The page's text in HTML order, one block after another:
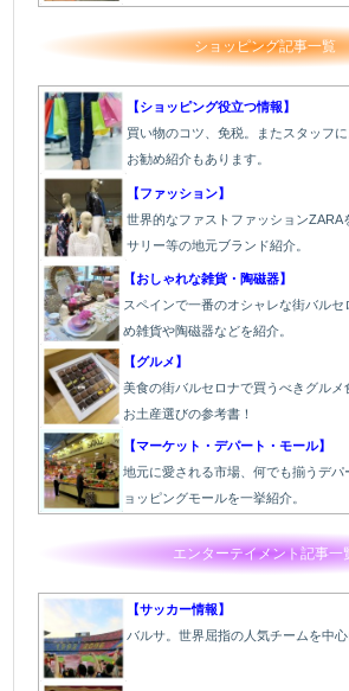
ショッピング記事一覧
【ショッピング役立つ情報】
買い物のコツ、免税。またスタッフ
お勧め紹介もあります。
【ファッション】
世界的なファストファッションZARA
サリー等の地元ブランド紹介。
【おしゃれな雑貨・陶磁器】
スペインで一番のオシャレな街バル
め雑貨や陶磁器などを紹介。
【グルメ】
美食の街バルセロナで買うべきグルメ
お土産選びの参考書！
【マーケット・デパート・モール】
地元に愛される市場、何でも揃うデパ
ョッピングモールを一挙紹介。
エンターテイメント記事一
【サッカー情報】
バルサ。世界屈指の人気チームを中心